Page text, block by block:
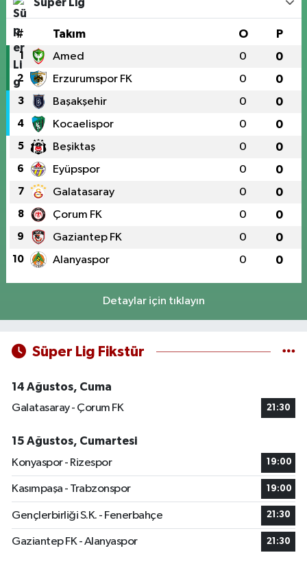
# Takım O P
1 Amed 0 0
2 Erzurumspor FK 0 0
3 Başakşehir 0 0
4 Kocaelispor 0 0
5 Beşiktaş 0 0
6 Eyüpspor 0 0
7 Galatasaray 0 0
8 Çorum FK 0 0
9 Gaziantep FK 0 0
10 Alanyaspor 0 0
Detaylar için tıklayın
Süper Lig Fikstür
14 Ağustos, Cuma
Galatasaray - Çorum FK
21:30
15 Ağustos, Cumartesi
Konyaspor - Rizespor
19:00
Kasımpaşa - Trabzonspor 19:00
Gençlerbirliği S.K. - Fenerbahçe 21:30
Gaziantep FK - Alanyaspor 21:30